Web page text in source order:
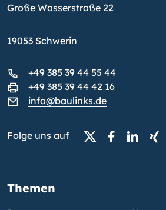
Große Wasserstraße 22
19053 Schwerin
+49 385 39 44 55 44
+49 385 39 44 42 16
info@baulinks.de
Folge uns auf
Themen